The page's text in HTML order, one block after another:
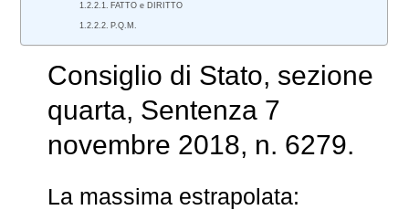
FATTO e DIRITTO
P.Q.M.
Consiglio di Stato, sezione
quarta, Sentenza 7
novembre 2018, n. 6279.
La massima estrapolata: